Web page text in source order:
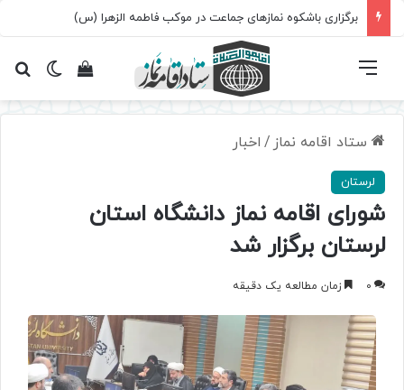
برگزاری باشکوه نمازهای جماعت در موکب فاطمه الزهرا (س)
تغییرمشاهده فهرست
ستاد اقامه نماز / اخبار
لرستان
شورای اقامه نماز دانشگاه استان
لرستان برگزار شد
0 زمان مطالعه یک دقیقه